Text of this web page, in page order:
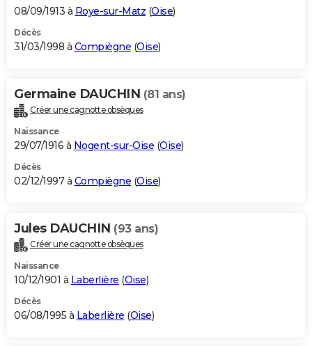
08/09/1913 à Roye-sur-Matz (Oise)
Décès
31/03/1998 à Compiègne (Oise)
Germaine DAUCHIN (81 ans)
Créer une cagnotte obsèques
Naissance
29/07/1916 à Nogent-sur-Oise (Oise)
Décès
02/12/1997 à Compiègne (Oise)
Jules DAUCHIN (93 ans)
Créer une cagnotte obsèques
Naissance
10/12/1901 à Laberlière (Oise)
Décès
06/08/1995 à Laberlière (Oise)